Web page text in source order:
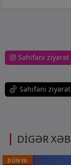
Səhifəni ziyarət
Səhifəni ziyarət
DİGƏR
DÜNYA